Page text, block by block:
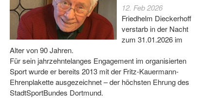
12. Feb 2026
Friedhelm Dieckerhoff
verstarb in der Nacht
zum 31.01.2026 im
Alter von 90 Jahren.
Für sein jahrzehntelanges Engagement im organisierten
Sport wurde er bereits 2013 mit der Fritz-Kauermann-
Ehrenplakette ausgezeichnet – der höchsten Ehrung des
StadtSportBundes Dortmund.